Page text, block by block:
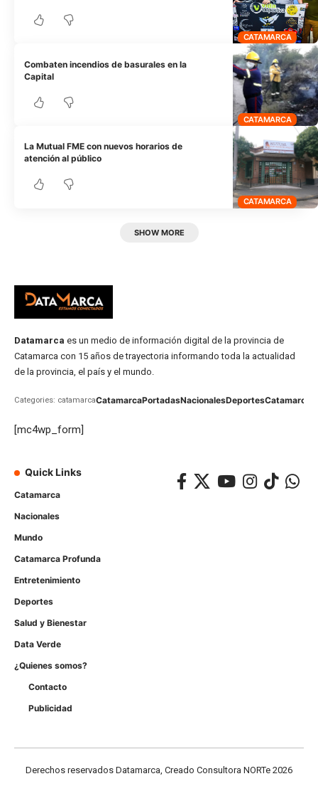
CATAMARCA
CATAMARCA
Combaten incendios de basurales en la
Capital
CATAMARCA
La Mutual FME con nuevos horarios de
atención al público
SHOW MORE
Datamarca es un medio de información digital de la provincia de
Catamarca con 15 años de trayectoria informando toda la actualidad
de la provincia, el país y el mundo.
Categories: catamarcaCatamarcaPortadasNacionalesDeportesCatamarca
[mc4wp_form]
Quick Links
Catamarca
Nacionales
Mundo
Catamarca Profunda
Entretenimiento
Deportes
Salud y Bienestar
Data Verde
¿Quienes somos?
Contacto
Publicidad
Derechos reservados Datamarca, Creado Consultora NORTe 2026